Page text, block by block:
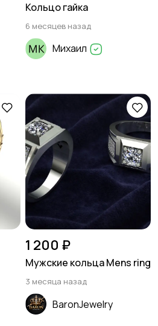
Кольцо гайка
6 месяцев назад
Михаил
1 200 ₽
Мужские кольца Mens ring
3 месяца назад
BaronJewelry